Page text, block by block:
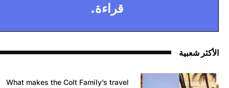
قراءة.
الأكثر شعبية
What makes the Colt Family’s travel